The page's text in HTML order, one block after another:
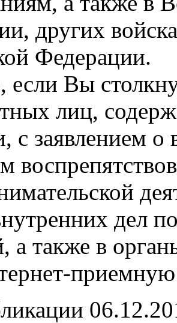
других
Федерации.
если Вы
лиц,
с заявлением о
дел
а также в